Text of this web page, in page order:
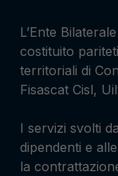
L’Ente
costituito
territoriali di
Fisascat Cisl,
I servizi svolti
dipendenti e
la